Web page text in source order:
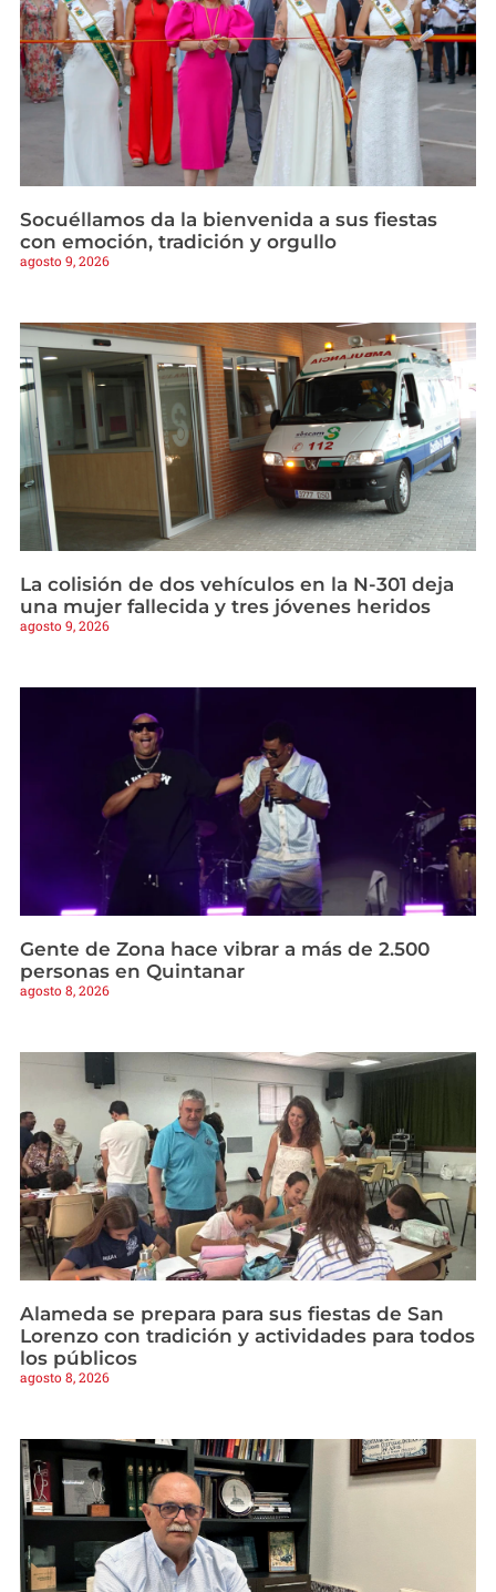
Socuéllamos da la bienvenida a sus fiestas
con emoción, tradición y orgullo
agosto 9, 2026
La colisión de dos vehículos en la N-301 deja
una mujer fallecida y tres jóvenes heridos
agosto 9, 2026
Gente de Zona hace vibrar a más de 2.500
personas en Quintanar
agosto 8, 2026
Alameda se prepara para sus fiestas de San
Lorenzo con tradición y actividades para todos
los públicos
agosto 8, 2026